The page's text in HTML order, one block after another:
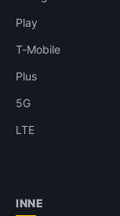
Play
T-Mobile
Plus
5G
LTE
INNE